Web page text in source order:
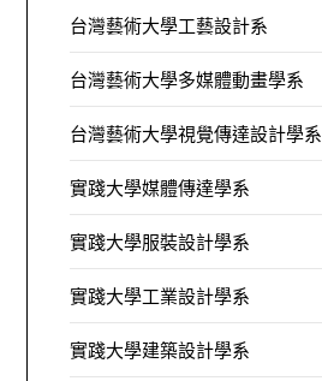
台灣藝術大學工藝設計系
台灣藝術大學多媒體動畫學系
台灣藝術大學視覺傳達設計學系
實踐大學媒體傳達學系
實踐大學服裝設計學系
實踐大學工業設計學系
實踐大學建築設計學系